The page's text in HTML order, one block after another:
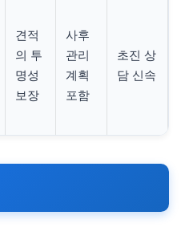
견적
의 투
명성
보장
사후
관리
계획
포함
초진 상
담 신속